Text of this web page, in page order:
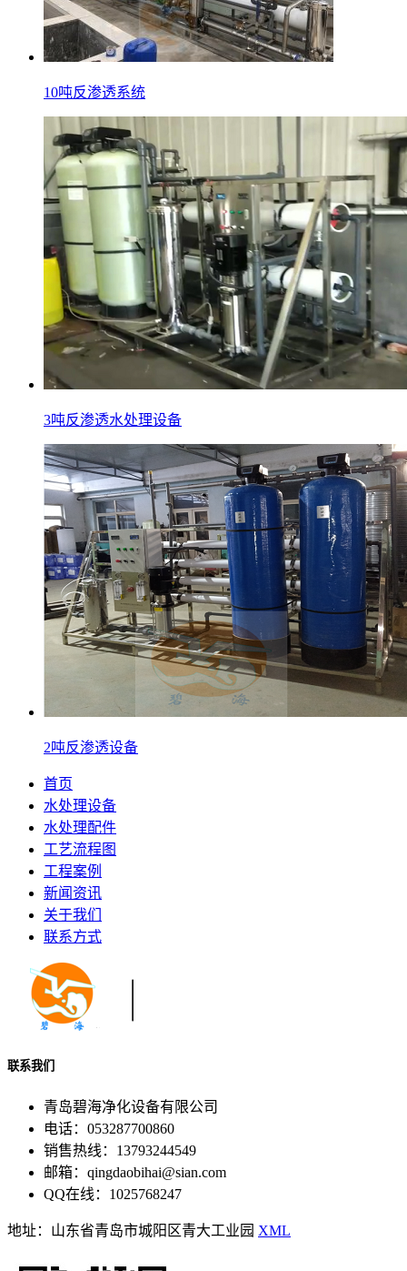
10吨反渗透系统
3吨反渗透水处理设备
2吨反渗透设备
首页
水处理设备
水处理配件
工艺流程图
工程案例
新闻资讯
关于我们
联系方式
联系我们
青岛碧海净化设备有限公司
电话：053287700860
销售热线：13793244549
邮箱：qingdaobihai@sian.com
QQ在线：1025768247
地址：山东省青岛市城阳区青大工业园 XML